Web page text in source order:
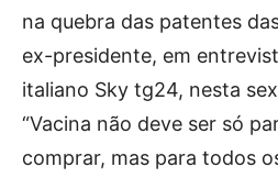
na quebra das patentes
ex-presidente, em
italiano Sky tg24, nesta
“Vacina não deve ser só
comprar, mas para todos